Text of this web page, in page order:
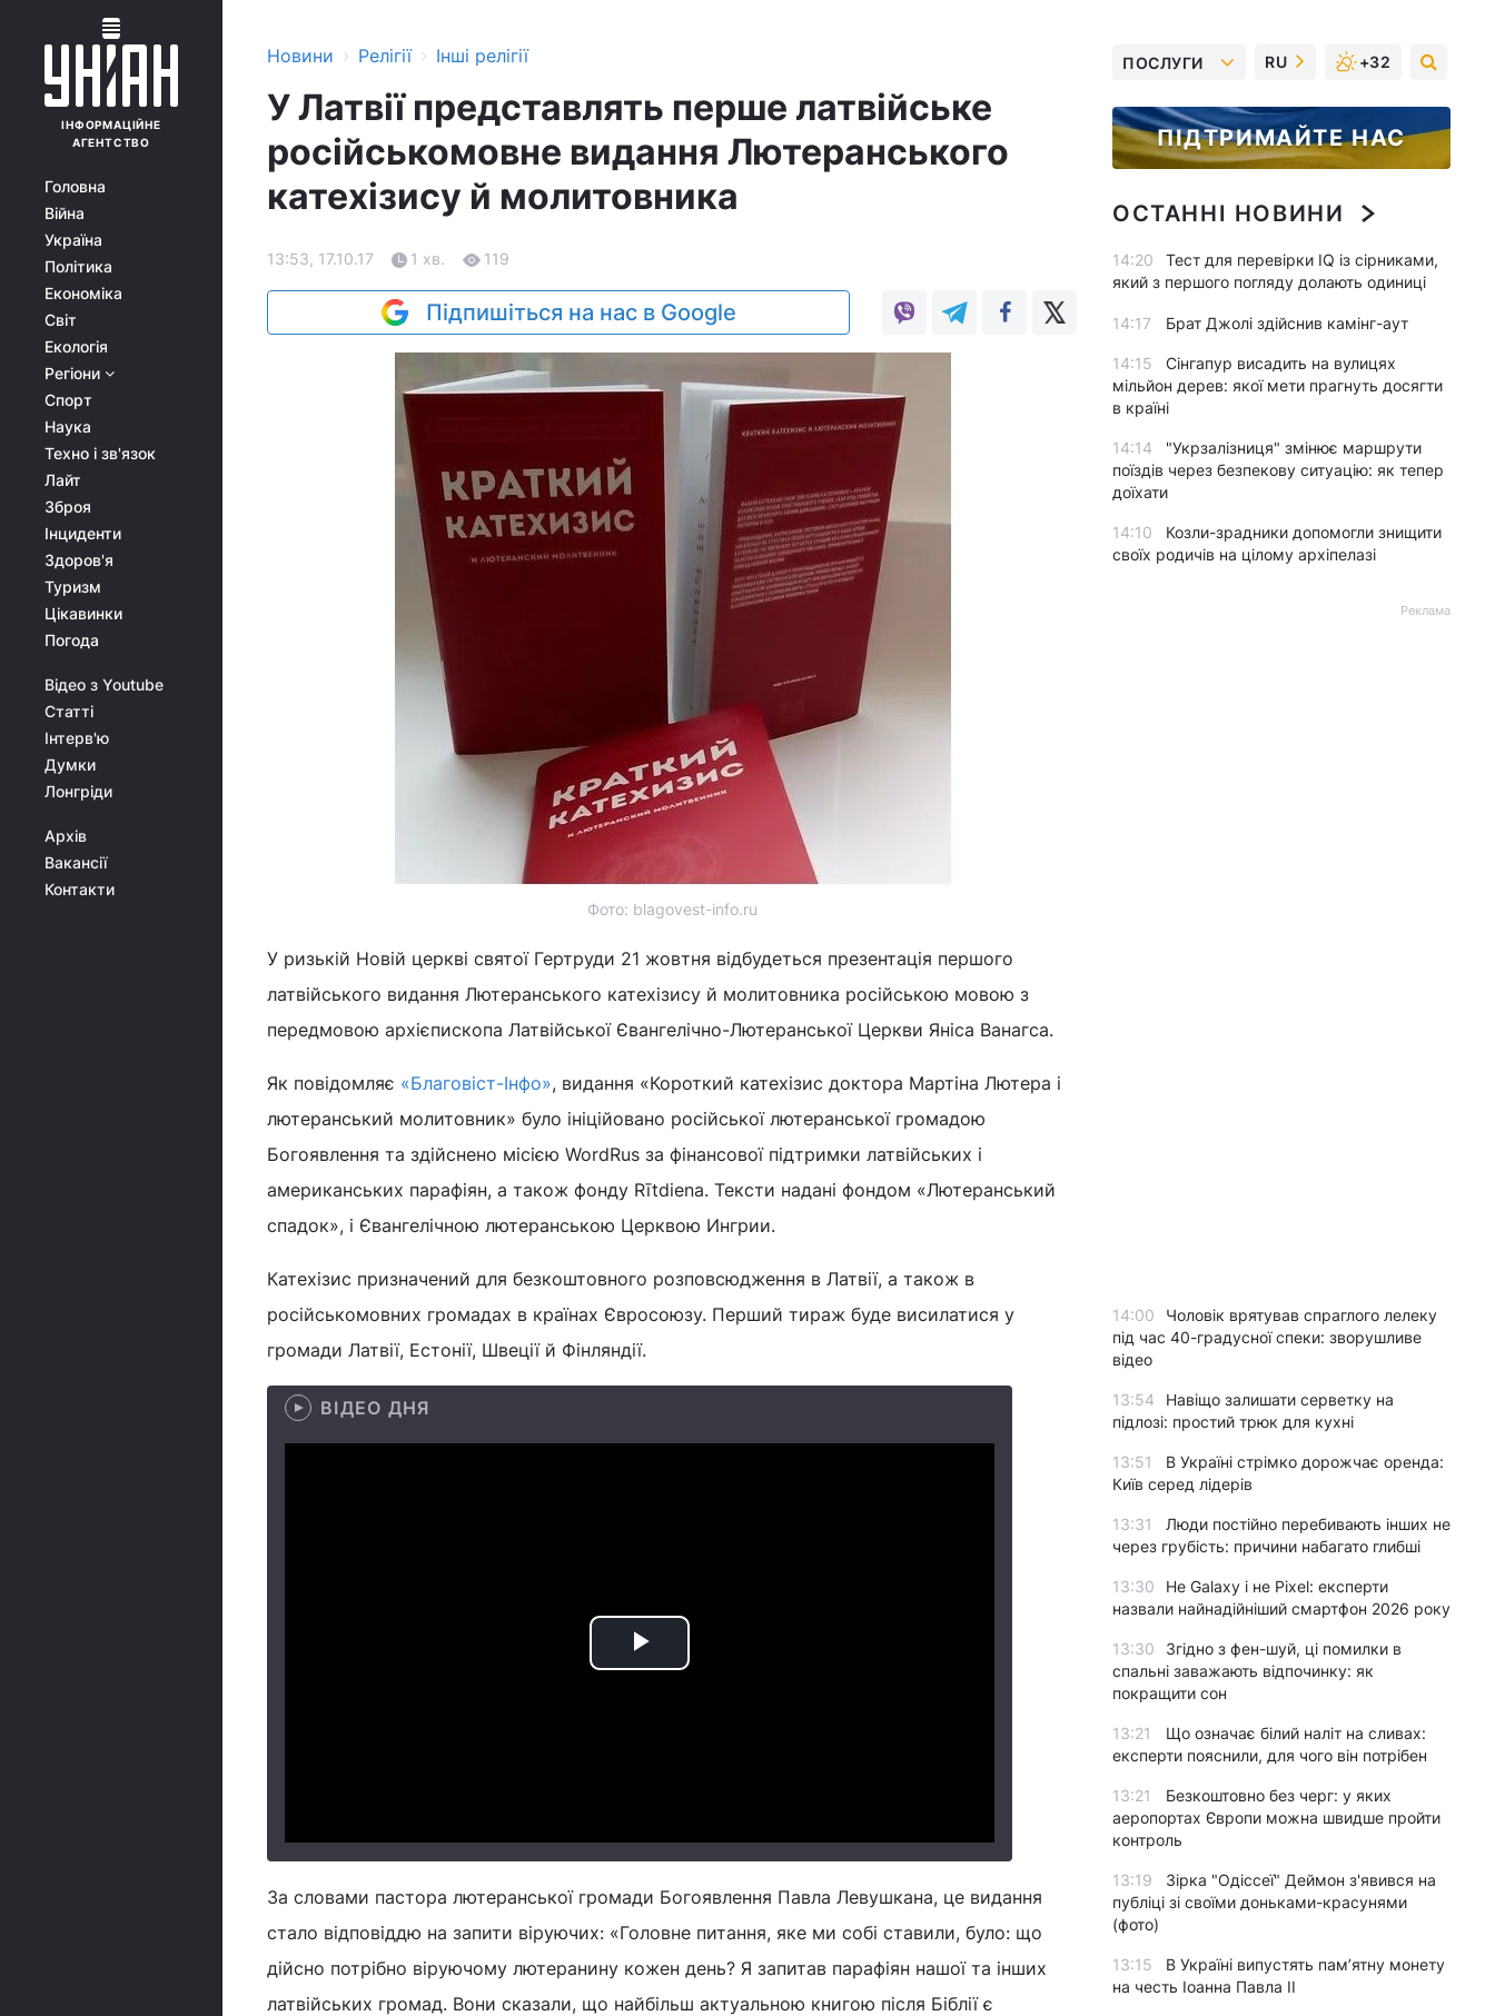
ІНФОРМАЦІЙНЕ
АГЕНТСТВО
Головна
Війна
Україна
Політика
Економіка
Світ
Екологія
Регіони
Спорт
Наука
Техно і зв'язок
Лайт
Зброя
Інциденти
Здоров'я
Туризм
Цікавинки
Погода
Відео з Youtube
Статті
Інтерв'ю
Думки
Лонгріди
Архів
Вакансії
Контакти
Новини › Релігії › Інші релігії
У Латвії представлять перше латвійське
російськомовне видання Лютеранського
катехізису й молитовника
13:53, 17.10.17 1 хв. 119
Підпишіться на нас в Google
Фото: blagovest-info.ru
У ризькій Новій церкві святої Гертруди 21 жовтня відбудеться презентація першого
латвійського видання Лютеранського катехізису й молитовника російською мовою з
передмовою архієпископа Латвійської Євангелічно-Лютеранської Церкви Яніса Ванагса.
Як повідомляє «Благовіст-Інфо», видання «Короткий катехізис доктора Мартіна Лютера і
лютеранський молитовник» було ініційовано російської лютеранської громадою
Богоявлення та здійснено місією WordRus за фінансової підтримки латвійських і
американських парафіян, а також фонду Rītdiena. Тексти надані фондом «Лютеранський
спадок», і Євангелічною лютеранською Церквою Ингрии.
Катехізис призначений для безкоштовного розповсюдження в Латвії, а також в
російськомовних громадах в країнах Євросоюзу. Перший тираж буде висилатися у
громади Латвії, Естонії, Швеції й Фінляндії.
ВІДЕО ДНЯ
Play
За словами пастора лютеранської громади Богоявлення Павла Левушкана, це видання
стало відповіддю на запити віруючих: «Головне питання, яке ми собі ставили, було: що
дійсно потрібно віруючому лютеранину кожен день? Я запитав парафіян нашої та інших
латвійських громад. Вони сказали, що найбільш актуальною книгою після Біблії є
ПОСЛУГИ RU +32
ПІДТРИМАЙТЕ НАС
ОСТАННІ НОВИНИ
14:20
Тест для перевірки IQ із сірниками,
який з першого погляду долають одиниці
14:17 Брат Джолі здійснив камінг-аут
14:15
Сінгапур висадить на вулицях
мільйон дерев: якої мети прагнуть досягти
в країні
14:14
"Укрзалізниця" змінює маршрути
поїздів через безпекову ситуацію: як тепер
доїхати
14:10
Козли-зрадники допомогли знищити
своїх родичів на цілому архіпелазі
Реклама
14:00
Чоловік врятував спраглого лелеку
під час 40-градусної спеки: зворушливе
відео
13:54
Навіщо залишати серветку на
підлозі: простий трюк для кухні
13:51
В Україні стрімко дорожчає оренда:
Київ серед лідерів
13:31
Люди постійно перебивають інших не
через грубість: причини набагато глибші
13:30
Не Galaxy і не Pixel: експерти
назвали найнадійніший смартфон 2026 року
13:30
Згідно з фен-шуй, ці помилки в
спальні заважають відпочинку: як
покращити сон
13:21
Що означає білий наліт на сливах:
експерти пояснили, для чого він потрібен
13:21
Безкоштовно без черг: у яких
аеропортах Європи можна швидше пройти
контроль
13:19
Зірка "Одіссеї" Деймон з'явився на
публіці зі своїми доньками-красунями
(фото)
13:15
В Україні випустять пам’ятну монету
на честь Іоанна Павла II